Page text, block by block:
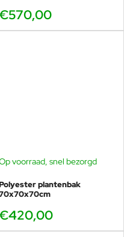
voorraad, snel bezorgd
plantenbak